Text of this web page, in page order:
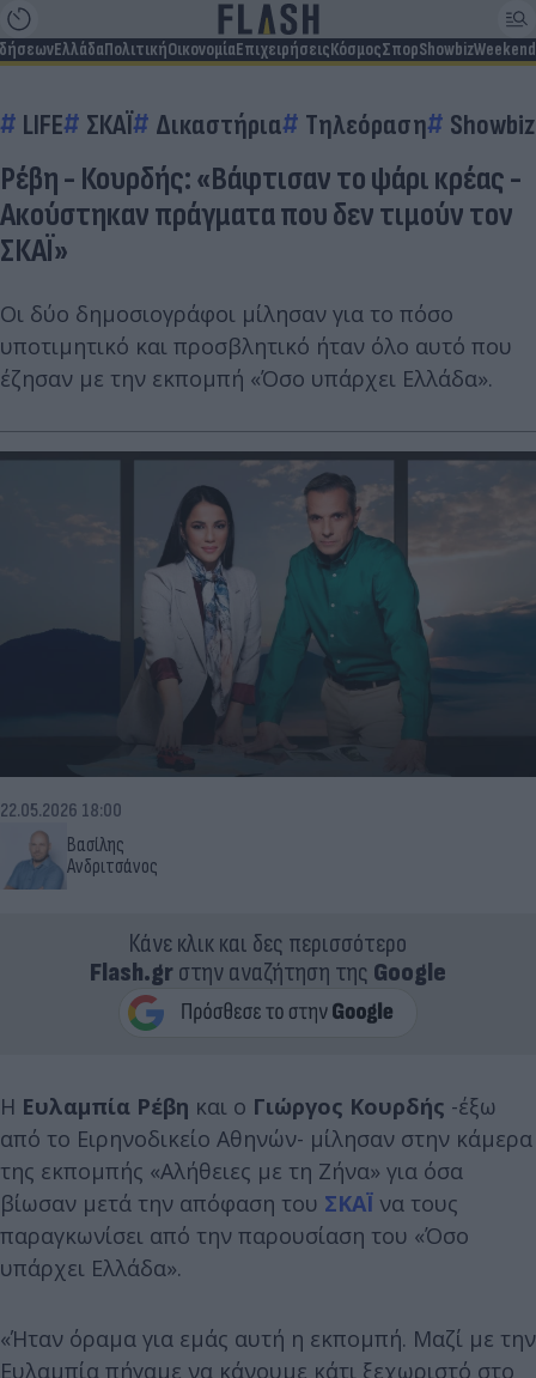
ΕλλάδαΠολιτικήΟικονομίαΕπιχειρήσειςΚόσμοςΣπορShowbizWeekend
LIFE ΣΚΑΪ Δικαστήρια Τηλεόραση Showbiz
Ρέβη - Κουρδής: «Βάφτισαν το ψάρι κρέας -
Ακούστηκαν πράγματα που δεν τιμούν τον
ΣΚΑΪ»
Οι δύο δημοσιογράφοι μίλησαν για το πόσο
υποτιμητικό και προσβλητικό ήταν όλο αυτό που
έζησαν με την εκπομπή «Όσο υπάρχει Ελλάδα».
Βασίλης
Ανδριτσάνος
22.05.2026 18:00
Κάνε κλικ και δες περισσότερο
Flash.grστην αναζήτηση της Google
Η Ευλαμπία Ρέβη και ο Γιώργος Κουρδής -έξω
από το Ειρηνοδικείο Αθηνών- μίλησαν στην κάμερα
της εκπομπής «Αλήθειες με τη Ζήνα» για όσα
βίωσαν μετά την απόφαση του ΣΚΑΪ να τους
παραγκωνίσει από την παρουσίαση του «Όσο
υπάρχει Ελλάδα».
«Ήταν όραμα για εμάς αυτή η εκπομπή. Μαζί με την
Ευλαμπία πήγαμε να κάνουμε κάτι ξεχωριστό στο